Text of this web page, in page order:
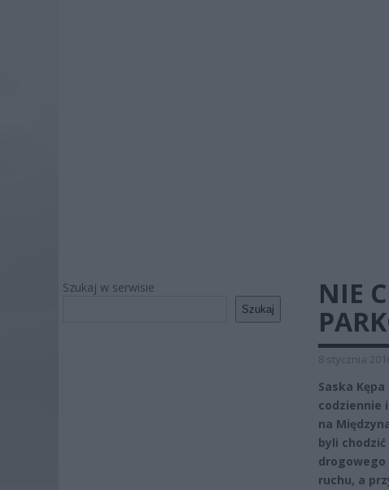
Szukaj w serwisie
Szukaj
NIE
8 stycznia
Saska
codziennie
na
byli
drogowego
ruchu, a